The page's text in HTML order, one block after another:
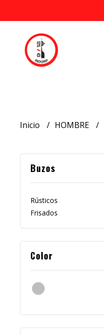
Inicio HOMBRE
Buzos
Rústicos
Frisados
Color